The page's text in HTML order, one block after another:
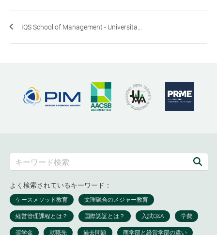
IQS School of Management - Universita...
よく検索されているキーワード：